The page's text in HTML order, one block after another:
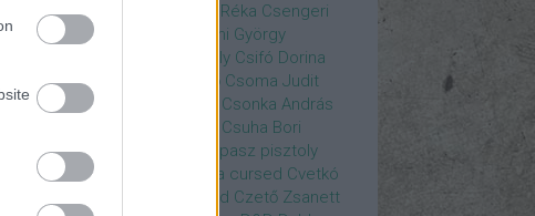
Róbert Cseke Péter Csellár Réka Csengeri
Attila
Csere Ágnes
Cserhalmi György
Csiby Gergely Csifó Dorina
Csillagok Háborúja
Csodanő Csoma Judit
Csomós Mari
Csonka András
Csuha Bori
Csuha Lajos
Csupasz pisztoly
Csurka László
Csűrös Karola cursed Cvetkó
Czető Roland Czető Zsanett